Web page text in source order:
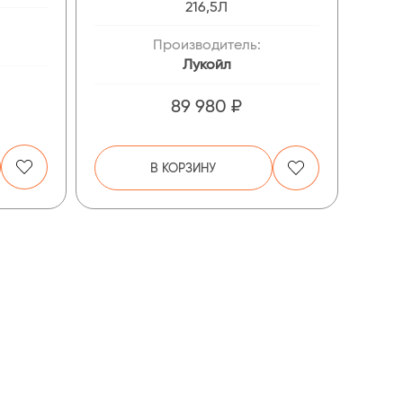
216,5Л
Производитель:
Лукойл
89 980 ₽
В КОРЗИНУ